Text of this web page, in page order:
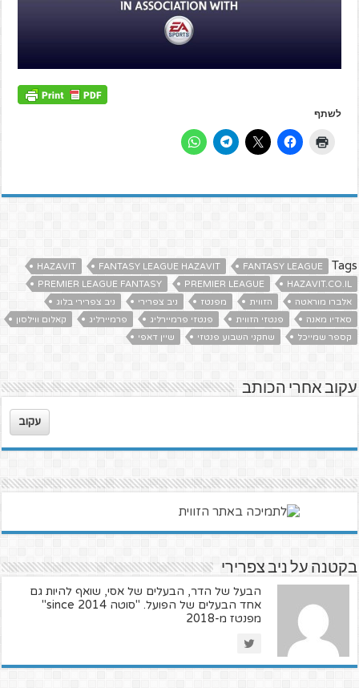
לשתף
Tags
FANTASY LEAGUE
FANTASY LEAGUE HAZAVIT
HAZAVIT
HAZAVIT.CO.IL
PREMIER LEAGUE
PREMIER LEAGUE FANTASY
אלברו מוראטה
הזווית מפנטז ניב צפרירי
ניב צפרירי בלוג
סאדיו מאנה
פנטזי הזווית פנטזי פרמיירליג פרמיירליג
קאלום ווילסון
קספר שמייכל
שחקני השבוע פנטזי שיין דאפי
עקוב אחרי הכותב
עקוב
בקטנה על ניב צפרירי
הבעל של הדר, הבעלים של אסי, שואף להיות גם
אחד הבעלים של הפועל. "סוטה since 2014"
מפנטז מ-2018